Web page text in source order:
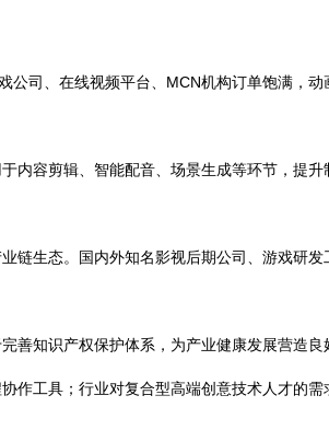
公司、在线视频平台、MCN机构订单饱满，动
内容剪辑、智能配音、场景生成等环节，提升
链生态。国内外知名影视后期公司、游戏研发
善知识产权保护体系，为产业健康发展营造良
作工具；行业对复合型高端创意技术人才的需